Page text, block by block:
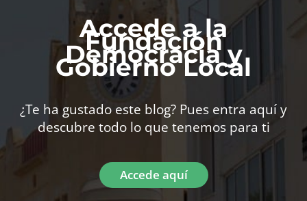
Accede a la
Fundación
Democracia y
Gobierno Local
¿Te ha gustado este blog? Pues entra aquí y
descubre todo lo que tenemos para ti
Accede aquí